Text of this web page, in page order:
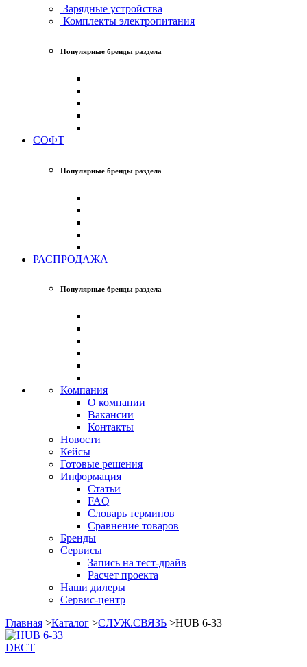
Зарядные устройства
Комплекты электропитания
Популярные бренды раздела
СОФТ
Популярные бренды раздела
РАСПРОДАЖА
Популярные бренды раздела
Компания
О компании
Вакансии
Контакты
Новости
Кейсы
Готовые решения
Информация
Статьи
FAQ
Словарь терминов
Сравнение товаров
Бренды
Сервисы
Запись на тест-драйв
Расчет проекта
Наши дилеры
Сервис-центр
Главная >Каталог >СЛУЖ.СВЯЗЬ >HUB 6-33
DECT